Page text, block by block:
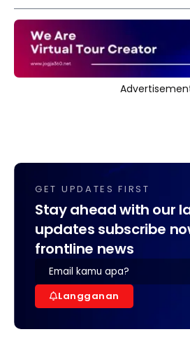
GET UPDATES FIRST
Stay ahead with our
updates subscribe
frontline news
Langganan